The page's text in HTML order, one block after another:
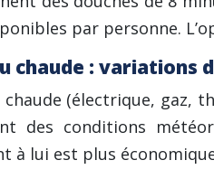
par personne.
chaude : variations
chaude (électrique, gaz,
des conditions
à lui est plus